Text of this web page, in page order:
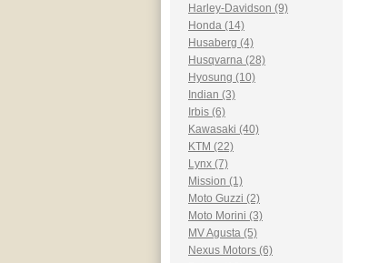
Harley-Davidson (9)
Honda (14)
Husaberg (4)
Husqvarna (28)
Hyosung (10)
Indian (3)
Irbis (6)
Kawasaki (40)
KTM (22)
Lynx (7)
Mission (1)
Moto Guzzi (2)
Moto Morini (3)
MV Agusta (5)
Nexus Motors (6)